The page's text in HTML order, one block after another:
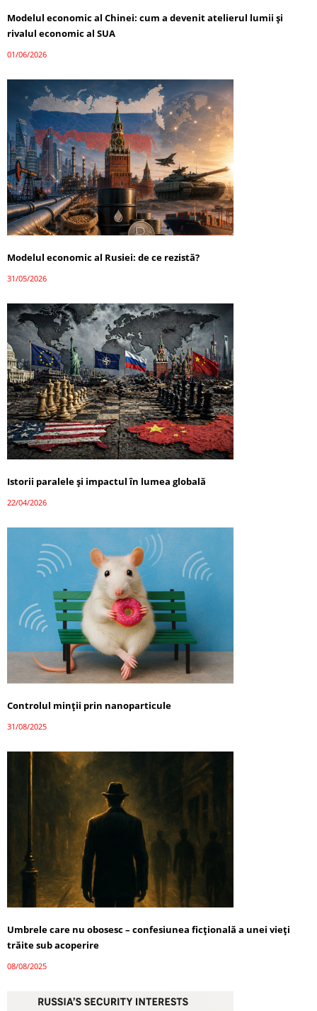
Modelul economic al Chinei: cum a devenit atelierul lumii și
rivalul economic al SUA
01/06/2026
Modelul economic al Rusiei: de ce rezistă?
31/05/2026
Istorii paralele și impactul în lumea globală
22/04/2026
Controlul minții prin nanoparticule
31/08/2025
Umbrele care nu obosesc – confesiunea ficțională a unei vieți
trăite sub acoperire
08/08/2025